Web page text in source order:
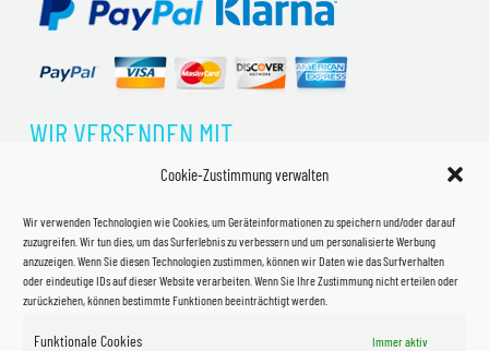
Cookie-Zustimmung verwalten
Wir verwenden Technologien wie Cookies, um Geräteinformationen zu speichern und/oder darauf
zuzugreifen. Wir tun dies, um das Surferlebnis zu verbessern und um personalisierte Werbung
anzuzeigen. Wenn Sie diesen Technologien zustimmen, können wir Daten wie das Surfverhalten
oder eindeutige IDs auf dieser Website verarbeiten. Wenn Sie Ihre Zustimmung nicht erteilen oder
zurückziehen, können bestimmte Funktionen beeinträchtigt werden.
Funktionale Cookies Immer aktiv
WIR VERSENDEN MIT